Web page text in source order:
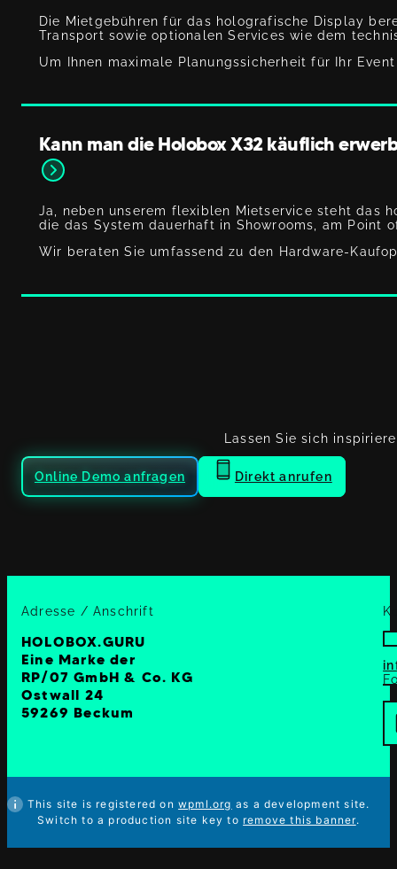
Die Mietgebühren für das holografische Display
Transport sowie optionalen Services wie dem
Um Ihnen maximale Planungssicherheit für Ihr
Kann man die Holobox X32 käuflich
Ja, neben unserem flexiblen Mietservice steht das
die das System dauerhaft in Showrooms, am Point
Wir beraten Sie umfassend zu den Hardware-
Lassen Sie sich
Online Demo anfragen Direkt anrufen
Adresse / Anschrift
HOLOBOX.GURU
Eine Marke der
RP/07 GmbH & Co. KG
Ostwall 24
59269 Beckum
This site is registered onwpml.org as a development site.
Switch to a production site key to remove this banner.